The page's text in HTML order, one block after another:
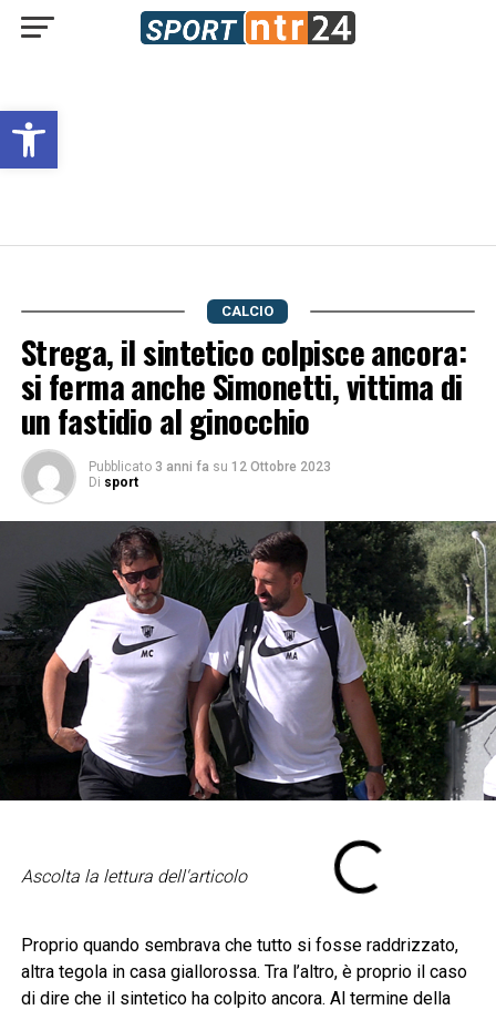
Open toolbar
CALCIO
Strega, il sintetico colpisce ancora:
si ferma anche Simonetti, vittima di
un fastidio al ginocchio
Pubblicato 3 anni fa su 12 Ottobre 2023
Di sport
Ascolta la lettura dell'articolo
Proprio quando sembrava che tutto si fosse raddrizzato,
altra tegola in casa giallorossa. Tra l’altro, è proprio il caso
di dire che il sintetico ha colpito ancora. Al termine della